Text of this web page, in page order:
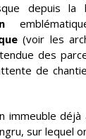
depuis la
(voir les
des
de
immeuble
sur lequel